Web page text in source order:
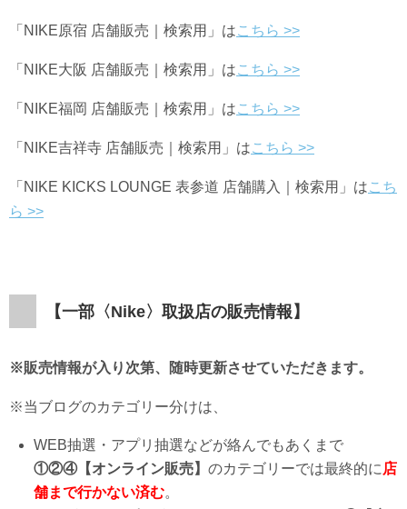
「 NIKE⁠原宿 店舗販売｜検索用」はこちら >>
「NIKE⁠大阪 店舗販売｜検索用」はこちら >>
「NIKE⁠福岡 店舗販売｜検索用」はこちら >>
「NIKE吉祥寺 店舗販売｜検索用」はこちら >>
「NIKE KICKS LOUNGE 表参道 店舗購入｜検索用」はこち
ら >>
【一部〈Nike〉取扱店の販売情報】
※販売情報が入り次第、随時更新させていただきます。
※当ブログのカテゴリー分けは、
WEB抽選・アプリ抽選などが絡んでもあくまで
①②④【オンライン販売】のカテゴリーでは最終的に 店
舗まで行かない済む。